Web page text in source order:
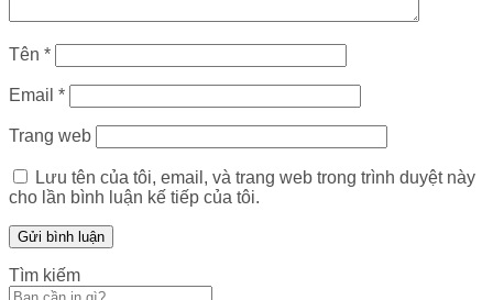
Tên *
Email *
Trang web
Lưu tên của tôi, email, và trang web trong trình duyệt này
cho lần bình luận kế tiếp của tôi.
Tìm kiếm